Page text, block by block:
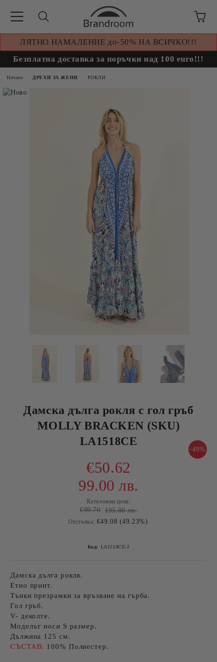
ЛЯТНО НАМАЛЕНИЕ до-50% НА ВСИЧКО!!!
Безплатна доставка за поръчки над 100 euro!!!
Начало ДРЕХИ ЗА ЖЕНИ РОКЛИ
Дамска дълга рокля с гол гръб
MOLLY BRACKEN (SKU)
LA1518CE
-49%
€50.62
99.00 лв.
Каталожна цена:
€99.70 195.00 лв.
Отстъпка: €49.08 (49.23%)
Код: LA1518CE-2
Дамска дълга рокля.
Етно принт.
Тънки презрамки за връзване на гърба.
Гол гръб.
V- деколте.
Моделът носи S размер.
Дължина 125 см.
СЪСТАВ: 100% Полиестер.